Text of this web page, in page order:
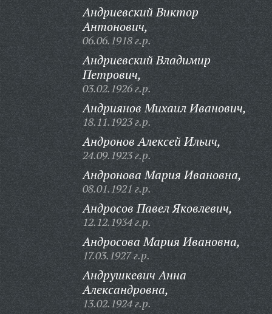
Андриевский Виктор
Антонович,
06.06.1918 г.р.
Андриевский Владимир
Петрович,
03.02.1926 г.р.
Андриянов Михаил Иванович,
18.11.1923 г.р.
Андронов Алексей Ильич,
24.09.1923 г.р.
Андронова Мария Ивановна,
08.01.1921 г.р.
Андросов Павел Яковлевич,
12.12.1934 г.р.
Андросова Мария Ивановна,
17.03.1927 г.р.
Андрушкевич Анна
Александровна,
13.02.1924 г.р.